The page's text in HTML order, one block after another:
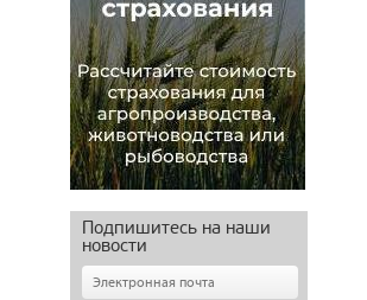
Подпишитесь на наши
новости